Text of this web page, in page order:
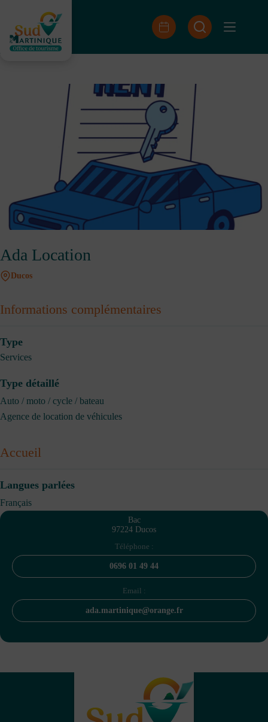
contenu
Ada Location
Ducos
Informations complémentaires
Type
Services
Type détaillé
Auto / moto / cycle / bateau
Agence de location de véhicules
Accueil
Langues parlées
Français
Bac
97224 Ducos
Téléphone :
0696 01 49 44
Email :
ada.martinique@orange.fr